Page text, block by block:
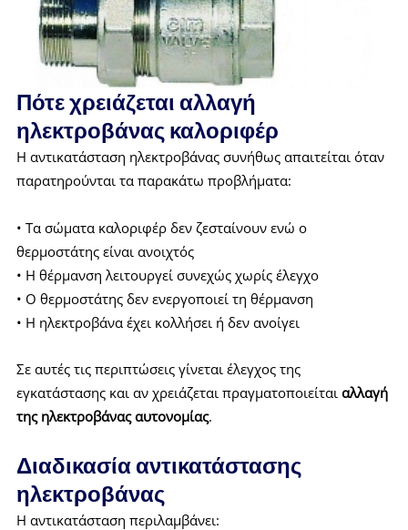
Πότε χρειάζεται αλλαγή
ηλεκτροβάνας καλοριφέρ
Η αντικατάσταση ηλεκτροβάνας συνήθως απαιτείται όταν
παρατηρούνται τα παρακάτω προβλήματα:
• Τα σώματα καλοριφέρ δεν ζεσταίνουν ενώ ο
θερμοστάτης είναι ανοιχτός
• Η θέρμανση λειτουργεί συνεχώς χωρίς έλεγχο
• Ο θερμοστάτης δεν ενεργοποιεί τη θέρμανση
• Η ηλεκτροβάνα έχει κολλήσει ή δεν ανοίγει
Σε αυτές τις περιπτώσεις γίνεται έλεγχος της
εγκατάστασης και αν χρειάζεται πραγματοποιείται αλλαγή
της ηλεκτροβάνας αυτονομίας.
Διαδικασία αντικατάστασης
ηλεκτροβάνας
Η αντικατάσταση περιλαμβάνει: